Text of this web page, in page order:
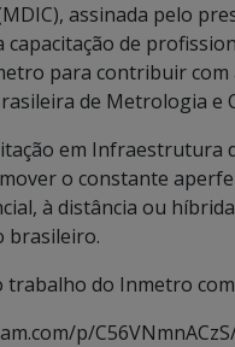
assinada pelo
de
para contribuir
de Metrologia e
em Infraestrutura
o constante
à distância ou
brasileiro.
do Inmetro
p/